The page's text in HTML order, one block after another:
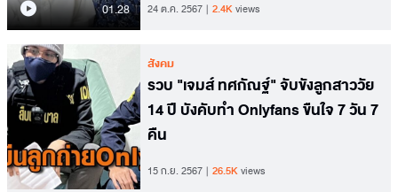
01.28 24 ต.ค. 2567 2.4Kviews
สังคม
รวบ "เจมส์ ทศกัณฐ์" จับขังลูกสาววัย
14 ปี บังคับทำ Onlyfans ขืนใจ 7 วัน 7
คืน
15 ก.ย. 2567 26.5Kviews